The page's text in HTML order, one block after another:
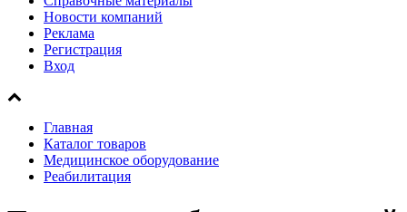
Новости компаний
Реклама
Регистрация
Вход
Главная
Каталог товаров
Медицинское оборудование
Реабилитация